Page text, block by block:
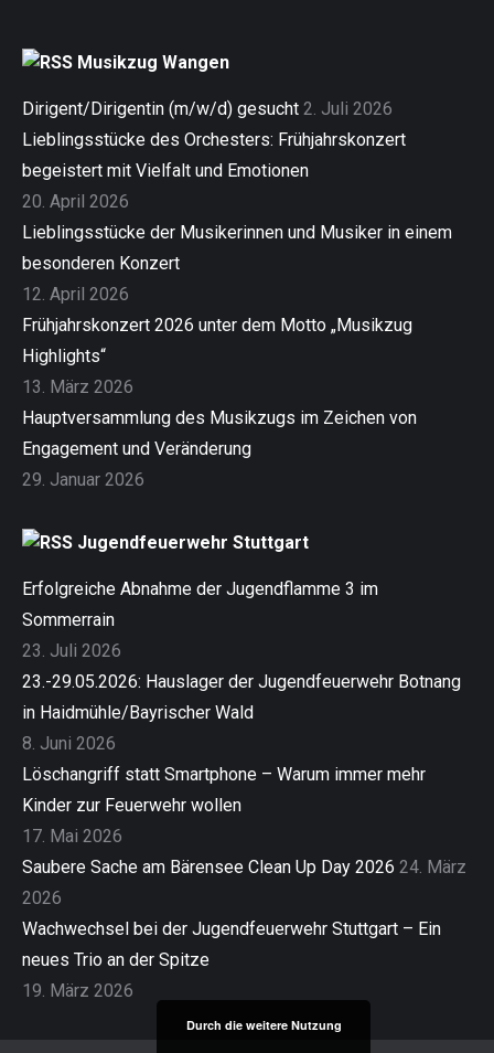
Musikzug Wangen
Dirigent/Dirigentin (m/w/d) gesucht 2. Juli 2026
Lieblingsstücke des Orchesters: Frühjahrskonzert
begeistert mit Vielfalt und Emotionen
20. April 2026
Lieblingsstücke der Musikerinnen und Musiker in einem
besonderen Konzert
12. April 2026
Frühjahrskonzert 2026 unter dem Motto „Musikzug
Highlights“
13. März 2026
Hauptversammlung des Musikzugs im Zeichen von
Engagement und Veränderung
29. Januar 2026
Jugendfeuerwehr Stuttgart
Erfolgreiche Abnahme der Jugendflamme 3 im
Sommerrain
23. Juli 2026
23.-29.05.2026: Hauslager der Jugendfeuerwehr Botnang
in Haidmühle/Bayrischer Wald
8. Juni 2026
Löschangriff statt Smartphone – Warum immer mehr
Kinder zur Feuerwehr wollen
17. Mai 2026
Saubere Sache am Bärensee Clean Up Day 2026 24. März
2026
Wachwechsel bei der Jugendfeuerwehr Stuttgart – Ein
neues Trio an der Spitze
19. März 2026
Durch die weitere Nutzung